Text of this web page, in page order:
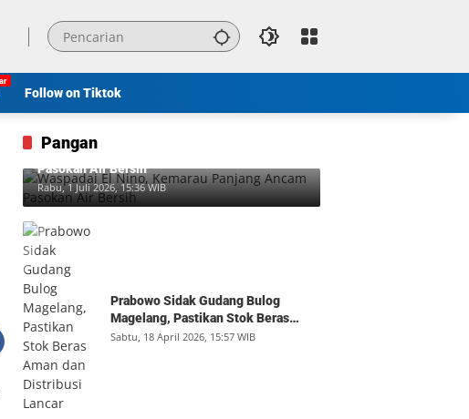
Follow on Tiktok
Pangan
Waspadai El Nino, Kemarau Panjang Ancam
Pasokan Air Bersih
Rabu, 1 Juli 2026, 15:36 WIB
Prabowo Sidak Gudang Bulog
Magelang, Pastikan Stok Beras
Aman dan Distribusi Lancar
Sabtu, 18 April 2026, 15:57 WIB